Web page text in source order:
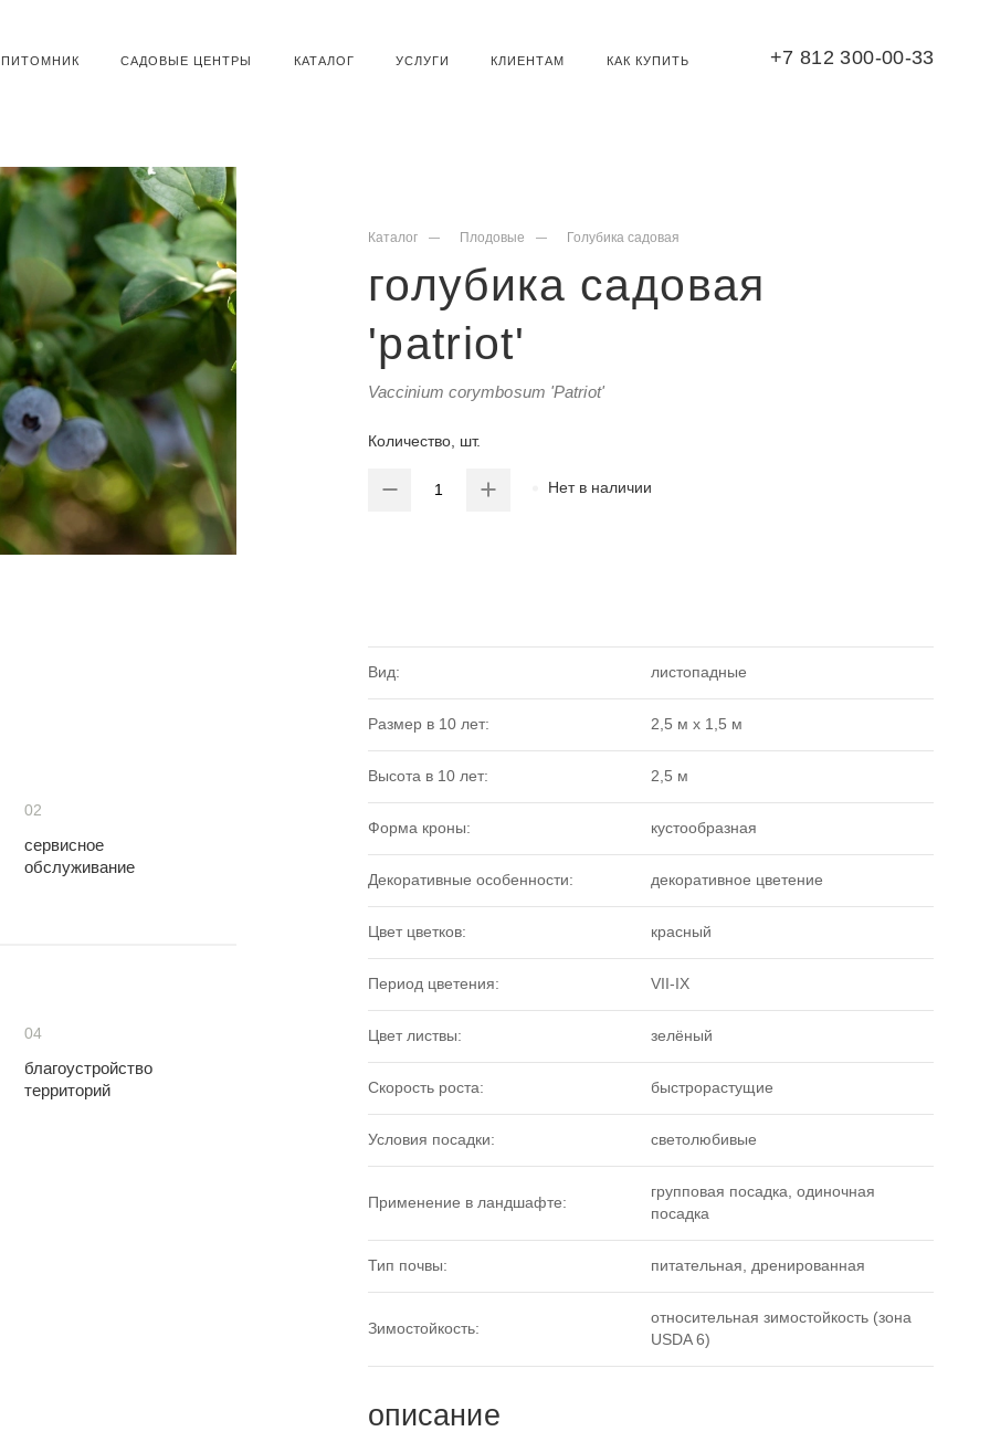
ПИТОМНИК САДОВЫЕ ЦЕНТРЫ КАТАЛОГ УСЛУГИ КЛИЕНТАМ КАК КУПИТЬ +7 812 300-00-33
02
сервисное
обслуживание
04
благоустройство
территорий
Каталог Плодовые Голубика садовая
голубика садовая
'patriot'
Vaccinium corymbosum 'Patriot'
Количество, шт.
Нет в наличии
Вид: листопадные
Размер в 10 лет: 2,5 м х 1,5 м
Высота в 10 лет: 2,5 м
Форма кроны: кустообразная
Декоративные особенности: декоративное цветение
Цвет цветков: красный
Период цветения: VII-IX
Цвет листвы: зелёный
Скорость роста: быстрорастущие
Условия посадки: светолюбивые
Применение в ландшафте:
групповая посадка, одиночная
посадка
Тип почвы: питательная, дренированная
Зимостойкость:
относительная зимостойкость (зона
USDA 6)
описание